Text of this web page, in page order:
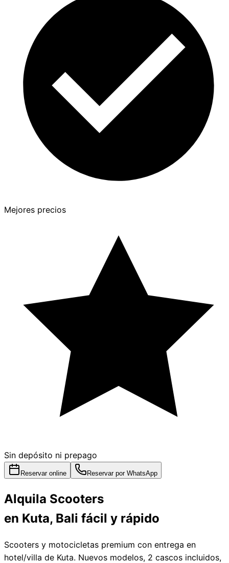
Mejores precios
Sin depósito ni prepago
Reservar online Reservar por WhatsApp
Alquila Scooters
en Kuta, Bali fácil y rápido
Scooters y motocicletas premium con entrega en
hotel/villa de Kuta. Nuevos modelos, 2 cascos incluidos,